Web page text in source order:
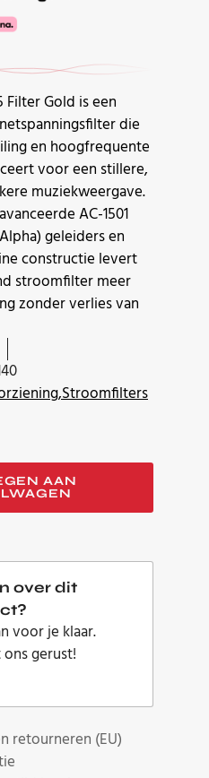
Filter Gold is een
die
en hoogfrequente
voor een stillere,
muziekweergave.
AC-1501
geleiders en
constructie levert
stroomfilter meer
zonder verlies van
Stroomfilters
AAN
over dit
voor je klaar.
gerust!
retourneren (EU)